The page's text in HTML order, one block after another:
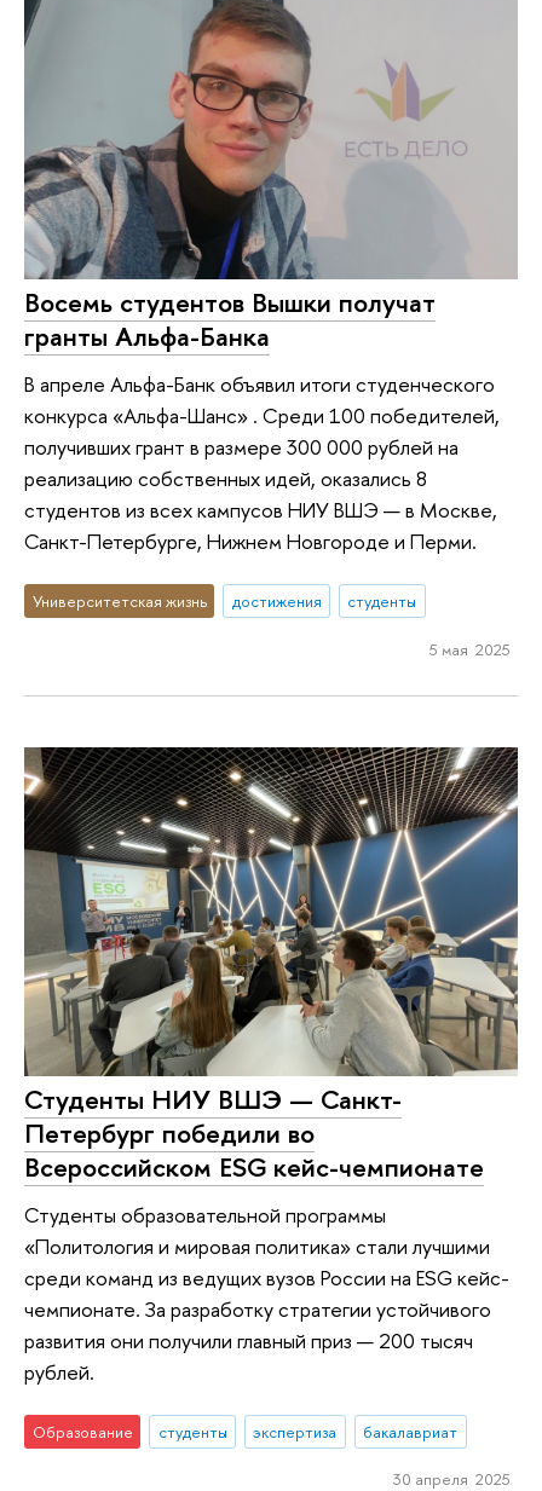
Восемь студентов Вышки получат
гранты Альфа-Банка
В апреле Альфа-Банк объявил итоги студенческого
конкурса «Альфа-Шанс» . Среди 100 победителей,
получивших грант в размере 300 000 рублей на
реализацию собственных идей, оказались 8
студентов из всех кампусов НИУ ВШЭ — в Москве,
Санкт-Петербурге, Нижнем Новгороде и Перми.
Университетская жизнь достижения студенты
5 мая 2025
Студенты НИУ ВШЭ — Санкт-
Петербург победили во
Всероссийском ESG кейс-чемпионате
Студенты образовательной программы
«Политология и мировая политика» стали лучшими
среди команд из ведущих вузов России на ESG кейс-
чемпионате. За разработку стратегии устойчивого
развития они получили главный приз — 200 тысяч
рублей.
Образование студенты экспертиза бакалавриат
30 апреля 2025